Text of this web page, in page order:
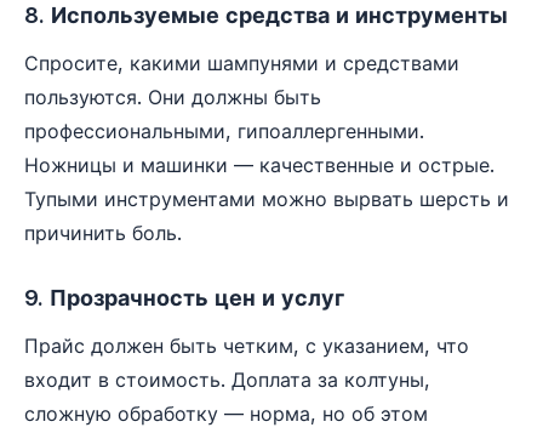
8. Используемые средства и инструменты
Спросите, какими шампунями и средствами
пользуются. Они должны быть
профессиональными, гипоаллергенными.
Ножницы и машинки — качественные и острые.
Тупыми инструментами можно вырвать шерсть и
причинить боль.
9. Прозрачность цен и услуг
Прайс должен быть четким, с указанием, что
входит в стоимость. Доплата за колтуны,
сложную обработку — норма, но об этом